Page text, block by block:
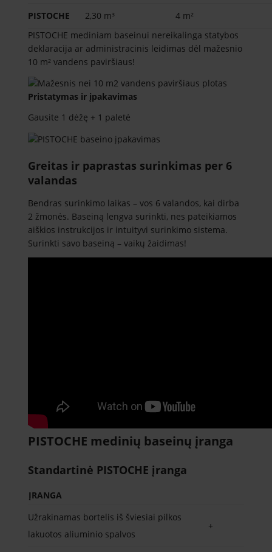
PISTOCHE
2,30 m³
4 m²
PISTOCHE mediniam baseinui nereikalinga statybos
deklaracija ar administracinis leidimas dėl mažesnio
10 m² vandens paviršiaus!
Pristatymas ir įpakavimas
Gausite 1 dėžę + 1 paletė
Greitas ir paprastas surinkimas per 6
valandas
Bendras surinkimo laikas – vos 6 valandos, kai dirba
2 žmonės. Baseiną lengva surinkti, nes pateikiamos
aiškios instrukcijos ir intuityvi surinkimo sistema.
Surinkti savo baseiną – vaikų žaidimas!
PISTOCHE medinių baseinų įranga
Standartinė PISTOCHE įranga
ĮRANGA
Užrakinamas bortelis iš šviesiai pilkos
lakuotos aliuminio spalvos
+